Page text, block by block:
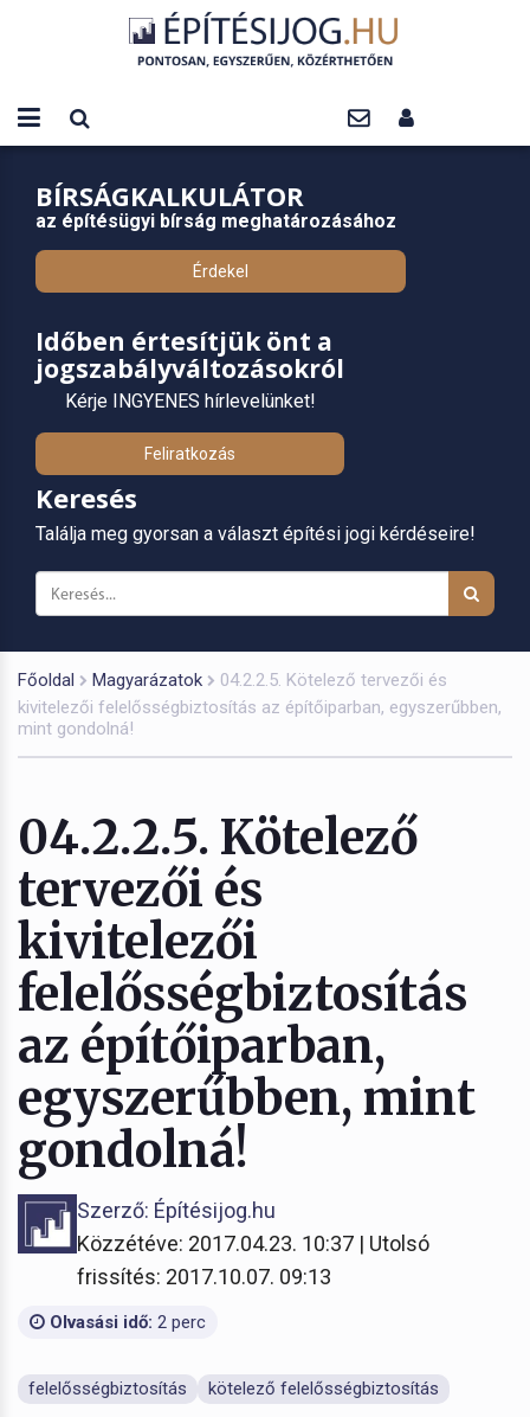
BÍRSÁGKALKULÁTOR
az építésügyi bírság meghatározásához
Érdekel
Időben értesítjük önt a
jogszabályváltozásokról
Kérje INGYENES hírlevelünket!
Feliratkozás
Keresés
Találja meg gyorsan a választ építési jogi kérdéseire!
Főoldal Magyarázatok
04.2.2.5. Kötelező tervezői és
kivitelezői felelősségbiztosítás az építőiparban, egyszerűbben,
mint gondolná!
04.2.2.5. Kötelező
tervezői és
kivitelezői
felelősségbiztosítás
az építőiparban,
egyszerűbben, mint
gondolná!
Szerző: Építésijog.hu
Közzétéve: 2017.04.23. 10:37 | Utolsó
frissítés: 2017.10.07. 09:13
Olvasási idő: 2 perc
felelősségbiztosítás kötelező felelősségbiztosítás